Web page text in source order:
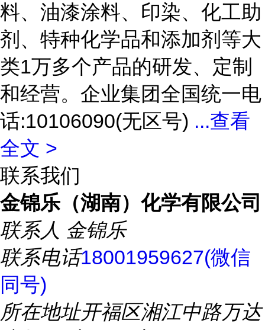
料、油漆涂料、印染、化工助
剂、特种化学品和添加剂等大
类1万多个产品的研发、定制
和经营。企业集团全国统一电
话:10106090(无区号) ...查看
全文 >
联系我们
金锦乐（湖南）化学有限公司
联系人 金锦乐
联系电话18001959627(微信
同号)
所在地址开福区湘江中路万达